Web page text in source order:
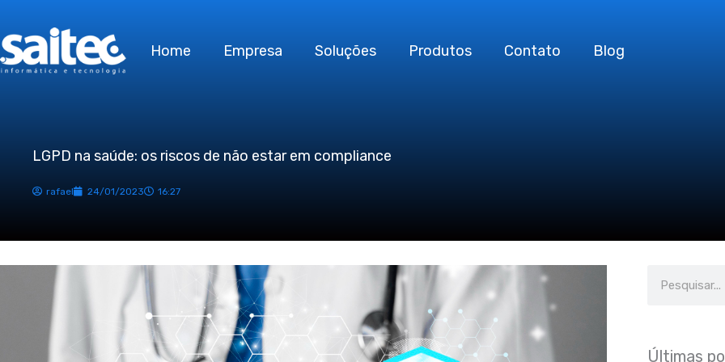
para
o
Home Empresa Soluções Produtos Contato Blog
LGPD na saúde: os riscos de não estar em compliance
rafael 24/01/2023 16:27
Search
Últimas